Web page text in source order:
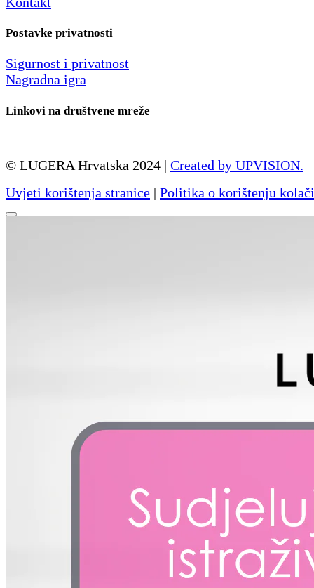
Postavke privatnosti
Sigurnost i privatnost
Nagradna igra
Linkovi na društvene mreže
© LUGERA Hrvatska 2024 | Created by UPVISION.
Uvjeti korištenja stranice | Politika o korištenju